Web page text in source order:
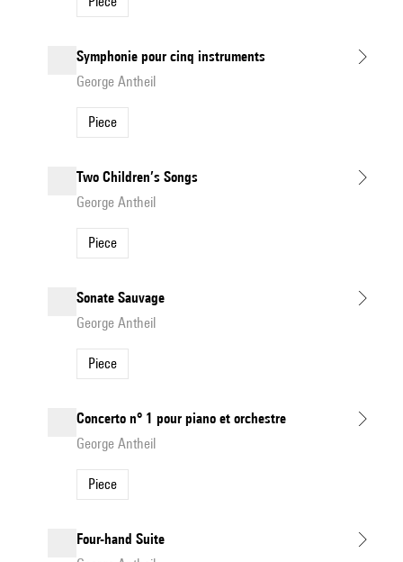
Symphonie pour cinq instruments
George Antheil
Piece
Two Children’s Songs
George Antheil
Piece
Sonate Sauvage
George Antheil
Piece
Concerto n° 1 pour piano et orchestre
George Antheil
Piece
Four-hand Suite